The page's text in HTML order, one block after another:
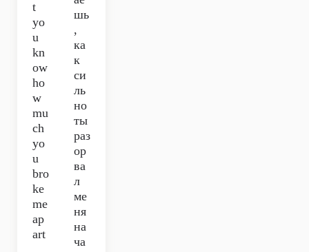
t
yo
u
kn
ow
ho
w
mu
ch
yo
u
bro
ke
me
ap
art
шь
,
ка
к
си
ль
но
ты
раз
ор
ва
л
ме
ня
на
ча